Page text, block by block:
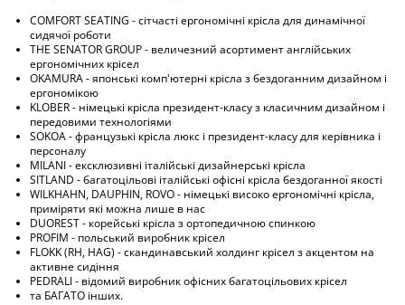
COMFORT SEATING - сітчасті ергономічні крісла для динамічної
сидячої роботи
THE SENATOR GROUP - величезний асортимент англійських
ергономічних крісел
OKAMURA - японські комп'ютерні крісла з бездоганним дизайном і
ергономікою
KLOBER - німецькі крісла президент-класу з класичним дизайном і
передовими технологіями
SOKOA - французькі крісла люкс і президент-класу для керівника і
персоналу
MILANI - ексклюзивні італійські дизайнерські крісла
SITLAND - багатоцільові італійські офісні крісла бездоганної якості
WILKHAHN, DAUPHIN, ROVO - німецькі високо ергономічні крісла,
приміряти які можна лише в нас
DUOREST - корейські крісла з ортопедичною спинкою
PROFIM - польський виробник крісел
FLOKK (RH, HAG) - скандинавський холдинг крісел з акцентом на
активне сидіння
PEDRALI - відомий виробник офісних багатоцільових крісел
та БАГАТО інших.